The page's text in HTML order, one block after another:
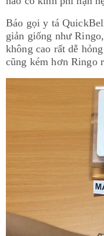
Báo gọi y tá
giản giống như
không cao rất dễ
cũng kém hơn Ringo